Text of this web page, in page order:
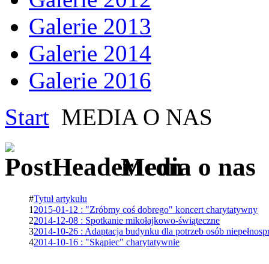
Galerie 2013
Galerie 2014
Galerie 2016
Start MEDIA O NAS
Media o nas
#Tytuł artykułu
1 2015-01-12 : "Zróbmy coś dobrego" koncert charytatywny
22014-12-08 : Spotkanie mikołajkowo-świąteczne
32014-10-26 : Adaptacja budynku dla potrzeb osób
42014-10-16 : "Skąpiec" charytatywnie